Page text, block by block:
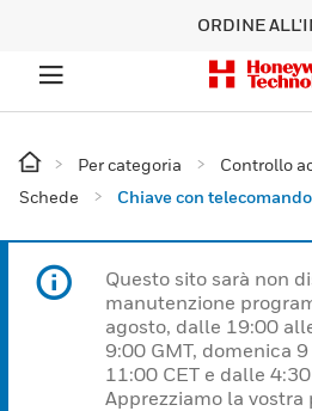
ORDINE
Per categoria Controllo
Schede
Chiave con
Questo sito sarà non
manutenzione
agosto, dalle 19:00
9:00 GMT, domenica
11:00 CET e dalle
Apprezziamo la vostra